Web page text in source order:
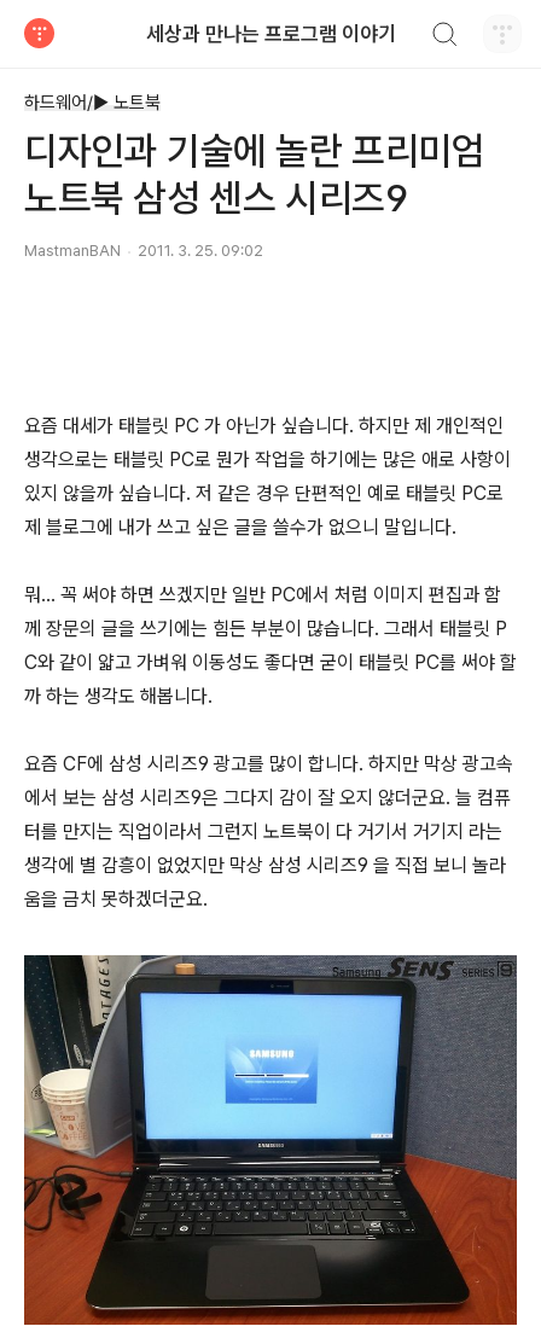
세상과 만나는 프로그램 이야기
하드웨어/► 노트북
디자인과 기술에 놀란 프리미엄
노트북 삼성 센스 시리즈9
MastmanBAN 2011. 3. 25. 09:02
요즘 대세가 태블릿 PC 가 아닌가 싶습니다. 하지만 제 개인적인
생각으로는 태블릿 PC로 뭔가 작업을 하기에는 많은 애로 사항이
있지 않을까 싶습니다. 저 같은 경우 단편적인 예로 태블릿 PC로
제 블로그에 내가 쓰고 싶은 글을 쓸수가 없으니 말입니다.
뭐... 꼭 써야 하면 쓰겠지만 일반 PC에서 처럼 이미지 편집과 함
께 장문의 글을 쓰기에는 힘든 부분이 많습니다. 그래서 태블릿 P
C와 같이 얇고 가벼워 이동성도 좋다면 굳이 태블릿 PC를 써야 할
까 하는 생각도 해봅니다.
요즘 CF에 삼성 시리즈9 광고를 많이 합니다. 하지만 막상 광고속
에서 보는 삼성 시리즈9은 그다지 감이 잘 오지 않더군요. 늘 컴퓨
터를 만지는 직업이라서 그런지 노트북이 다 거기서 거기지 라는
생각에 별 감흥이 없었지만 막상 삼성 시리즈9 을 직접 보니 놀라
움을 금치 못하겠더군요.